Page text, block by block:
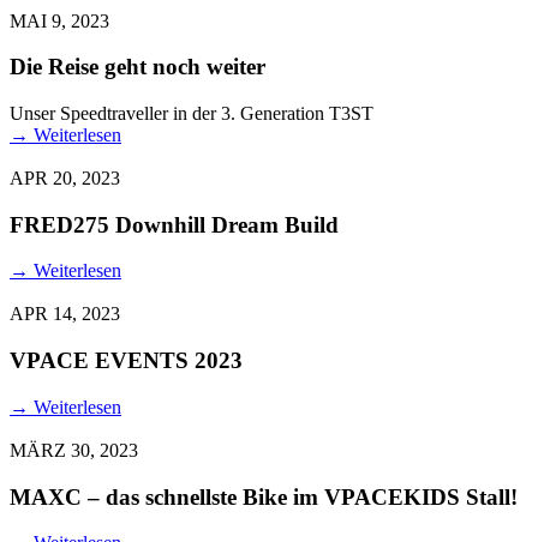
MAI 9, 2023
Die Reise geht noch weiter
Unser Speedtraveller in der 3. Generation T3ST
→ Weiterlesen
APR 20, 2023
FRED275 Downhill Dream Build
→ Weiterlesen
APR 14, 2023
VPACE EVENTS 2023
→ Weiterlesen
MÄRZ 30, 2023
MAXC – das schnellste Bike im VPACEKIDS Stall!